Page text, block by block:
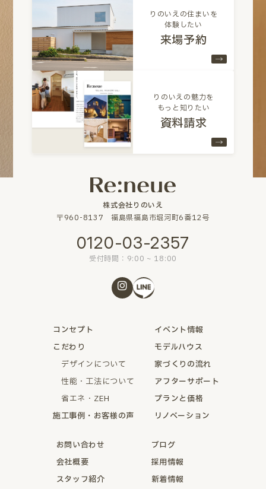
りのいえの住まいを
体験したい
来場予約
りのいえの魅力を
もっと知りたい
資料請求
株式会社りのいえ
〒960-8137 福島県福島市堀河町6番12号
0120-03-2357
受付時間：9:00 ~ 18:00
コンセプト
こだわり
デザインについて
性能・工法について
省エネ・ZEH
施工事例・お客様の声
イベント情報
モデルハウス
家づくりの流れ
アフターサポート
プランと価格
リノベーション
お問い合わせ
会社概要
スタッフ紹介
ブログ
採用情報
新着情報